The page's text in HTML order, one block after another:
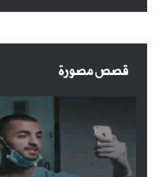
قصص مصورة